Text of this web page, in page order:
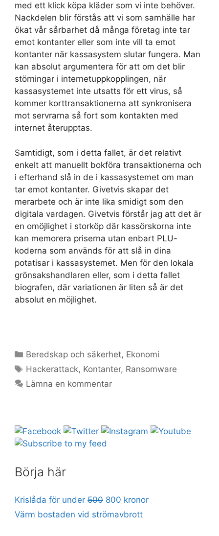
med ett klick köpa kläder som vi inte behöver.
Nackdelen blir förstås att vi som samhälle har
ökat vår sårbarhet då många företag inte tar
emot kontanter eller som inte vill ta emot
kontanter när kassasystem slutar fungera. Man
kan absolut argumentera för att om det blir
störningar i internetuppkopplingen, när
kassasystemet inte utsatts för ett virus, så
kommer korttransaktionerna att synkronisera
mot servrarna så fort som kontakten med
internet återupptas.
Samtidigt, som i detta fallet, är det relativt
enkelt att manuellt bokföra transaktionerna och
i efterhand slå in de i kassasystemet om man
tar emot kontanter. Givetvis skapar det
merarbete och är inte lika smidigt som den
digitala vardagen. Givetvis förstår jag att det är
en omöjlighet i storköp där kassörskorna inte
kan memorera priserna utan enbart PLU-
koderna som används för att slå in dina
potatisar i kassasystemet. Men för den lokala
grönsakshandlaren eller, som i detta fallet
biografen, där variationen är liten så är det
absolut en möjlighet.
Kategorier
Beredskap och säkerhet, Ekonomi
Etiketter
Hackerattack, Kontanter, Ransomware
Lämna en kommentar
Börja här
Krislåda för under 500 800 kronor
Värm bostaden vid strömavbrott